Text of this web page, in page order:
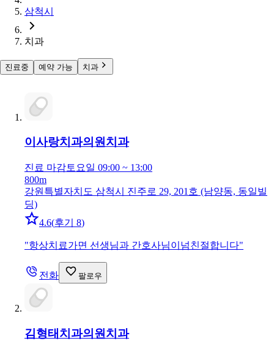
삼척시
치과
진료중 예약 가능 치과
이사랑치과의원치과
진료 마감토요일 09:00 ~ 13:00
800m
강원특별자치도 삼척시 진주로 29, 201호 (남양동, 동일빌
딩)
4.6(후기 8)
"항상치료가면 선생님과 간호사님이넘친절합니다"
전화 팔로우
김형태치과의원 치과